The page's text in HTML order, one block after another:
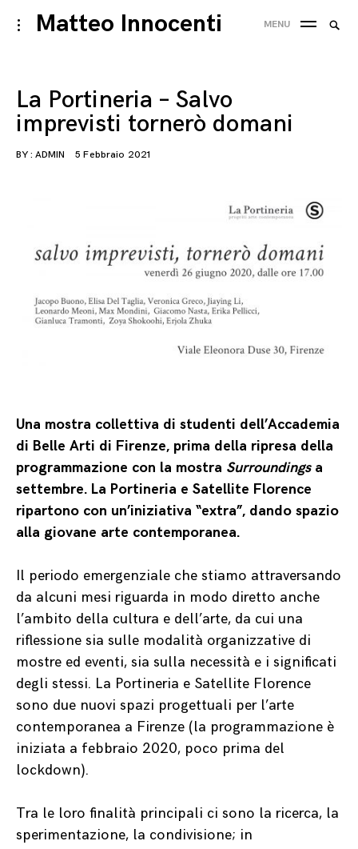
Skip
to
Matteo Innocenti
toggle
MENU
La Portineria – Salvo
imprevisti tornerò domani
BY : ADMIN 5 Febbraio 2021
Una mostra collettiva di studenti dell’Accademia
di Belle Arti di Firenze, prima della ripresa della
programmazione con la mostra Surroundingsa
settembre. La Portineria e Satellite Florence
ripartono con un’iniziativa “extra”, dando spazio
alla giovane arte contemporanea.
Il periodo emergenziale che stiamo attraversando
da alcuni mesi riguarda in modo diretto anche
l’ambito della cultura e dell’arte, da cui una
riflessione sia sulle modalità organizzative di
mostre ed eventi, sia sulla necessità e i significati
degli stessi. La Portineria e Satellite Florence
sono due nuovi spazi progettuali per l’arte
contemporanea a Firenze (la programmazione è
iniziata a febbraio 2020, poco prima del
lockdown).
Tra le loro finalità principali ci sono la ricerca, la
sperimentazione, la condivisione; in